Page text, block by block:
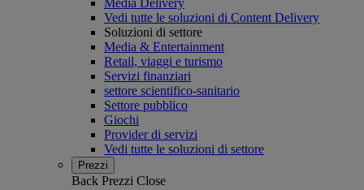
Media Delivery
Vedi tutte le soluzioni di Content Delivery
Soluzioni di settore
Media & Entertainment
Retail, viaggi e turismo
Servizi finanziari
settore scientifico-sanitario
Settore pubblico
Giochi
Provider di servizi
Vedi tutte le soluzioni di settore
Prezzi
Back Prezzi Close